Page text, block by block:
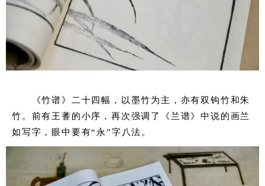
《竹谱》二十四幅，以墨竹为主，亦有双钩竹和朱
竹。前有王蓍的小序，再次强调了《兰谱》中说的画兰
如写字，眼中要有“永”字八法。